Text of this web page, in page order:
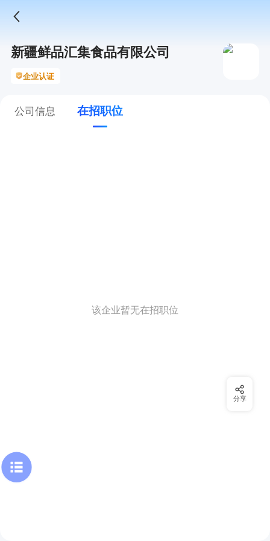
新疆鲜品汇集食品有限公司
企业认证
公司信息 在招职位
该企业暂无在招职位
分享